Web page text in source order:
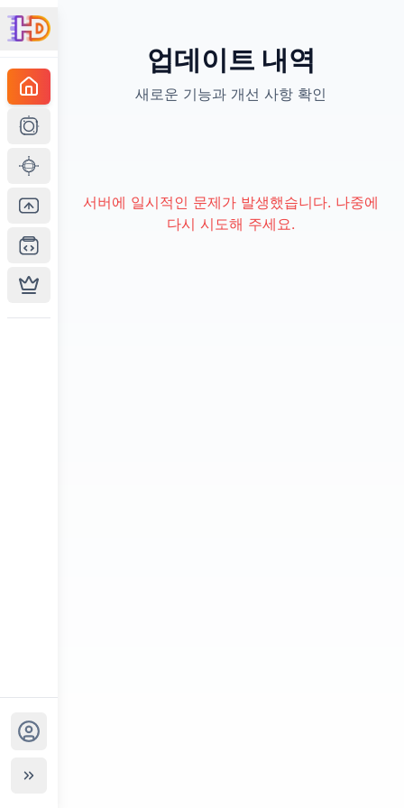
업데이트 내역
새로운 기능과 개선 사항 확인
서버에 일시적인 문제가 발생했습니다. 나중에
다시 시도해 주세요.